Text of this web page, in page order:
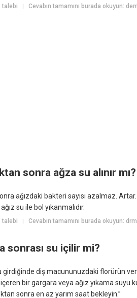
talebi Cevabın tamamını burada okuyun:
sonra ağza su alınır mı?
ağızdaki bakteri sayısı azalmaz.
su ile bol yıkanmalıdır.
talebi | Cevabın tamamını burada okuyun:
sonrası su içilir mi?
girdiğinde diş macununuzdaki florürün
bir gargara veya ağız yıkama suyu
sonra en az yarım saat bekleyin.”